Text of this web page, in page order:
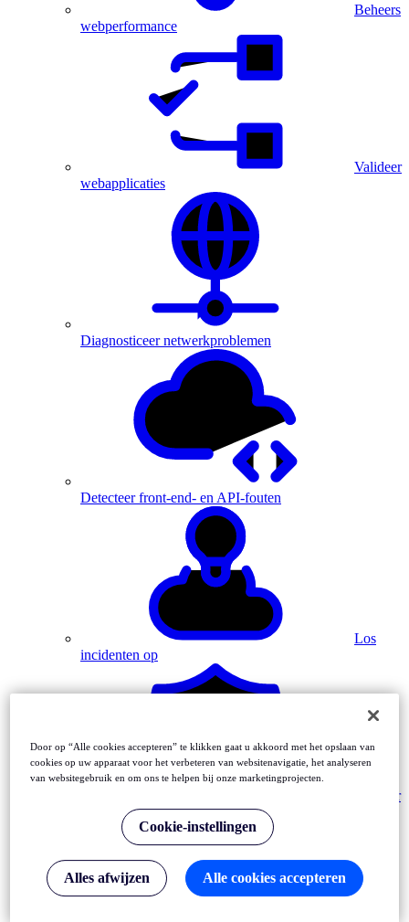
Beheers
webperformance
Valideer
webapplicaties
Diagnosticeer netwerkproblemen
Detecteer front-end- en API-fouten
Los
incidenten op
Monitor
MFA-driven journeys
Door op “Alle cookies accepteren” te klikken gaat u akkoord met het opslaan van
cookies op uw apparaat voor het verbeteren van websitenavigatie, het analyseren
van websitegebruik en om ons te helpen bij onze marketingprojecten.
Cookie-instellingen
Alles afwijzen Alle cookies accepteren